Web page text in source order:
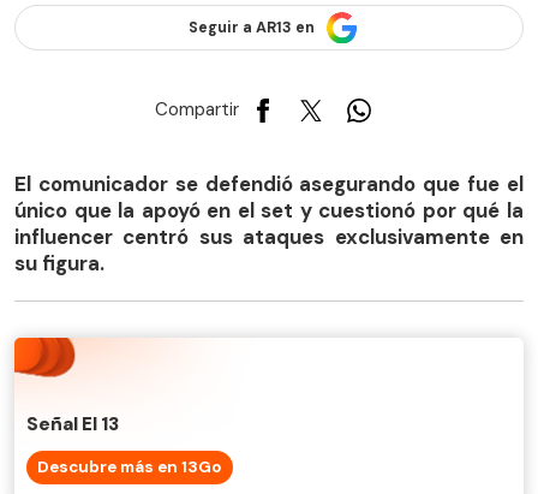
Seguir a AR13 en
Compartir
El comunicador se defendió asegurando que fue el
único que la apoyó en el set y cuestionó por qué la
influencer centró sus ataques exclusivamente en
su figura.
Señal El 13
Descubre más en 13Go